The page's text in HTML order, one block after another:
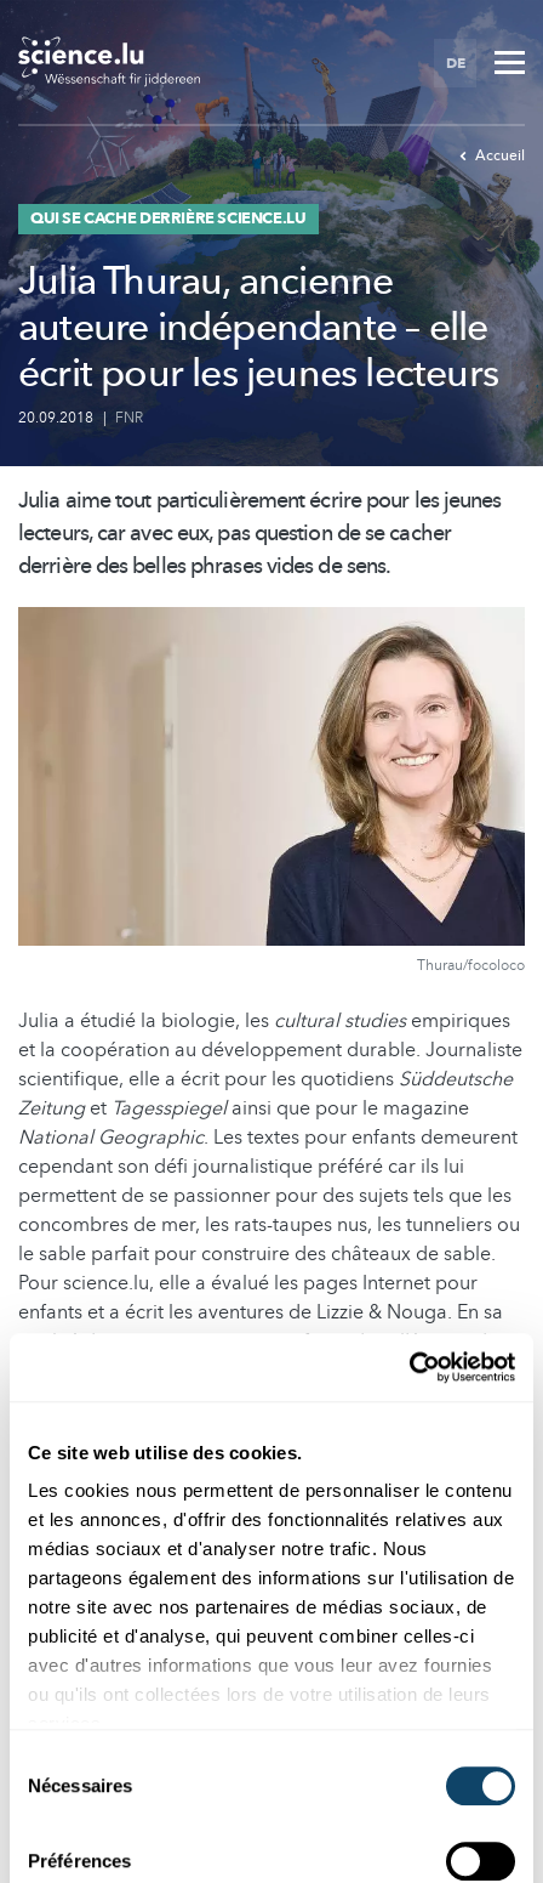
Ce site web utilise des cookies.
Les cookies nous permettent de personnaliser le contenu
et les annonces, d'offrir des fonctionnalités relatives aux
médias sociaux et d'analyser notre trafic. Nous
partageons également des informations sur l'utilisation de
notre site avec nos partenaires de médias sociaux, de
publicité et d'analyse, qui peuvent combiner celles-ci
avec d'autres informations que vous leur avez fournies
ou qu'ils ont collectées lors de votre utilisation de leurs
Nécessaires
Préférences
Skip
main
content
DE
Accueil
QUI SE CACHE DERRIÈRE SCIENCE.LU
Julia Thurau, ancienne
auteure indépendante – elle
écrit pour les jeunes lecteurs
20.09.2018 | FNR
Julia aime tout particulièrementécrire pour les jeunes
lecteurs, car avec eux, pas question de se cacher
derrière des belles phrases vides de sens.
Thurau/focoloco
Julia a étudié la biologie, les cultural studiesempiriques
et la coopération au développement durable. Journaliste
scientifique, elle a écrit pour les quotidiens Süddeutsche
Zeitunget Tagesspiegelainsi que pour le magazine
National Geographic. Les textes pour enfants demeurent
cependant son défi journalistique préféré car ils lui
permettent de se passionner pour des sujets tels que les
concombres de mer, les rats-taupes nus, les tunneliers ou
le sable parfait pour construire des châteaux de sable.
Pour science.lu, elle a évalué les pages Internet pour
enfants et a écrit les aventures de Lizzie & Nouga. En sa
qualité de communicante scientifique dans l’équipe de
scienceRELATIONS, elle a également contribué àMr
Julia vit à Berlin, où elle a redécouvert son amour pour le
blues.
Dernière mise à jour: 08.04.2026
Suivezscience.lu
Pour les voir, veuillez changer vos